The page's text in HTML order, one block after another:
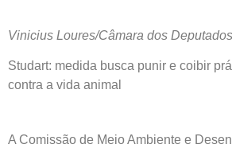
Vinicius Loures/Câmara dos Deputados
Studart: medida busca punir e coibir
contra a vida animal
A Comissão de Meio Ambiente e